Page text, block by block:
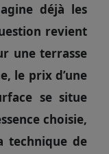
déjà les
revient
une terrasse
le prix d’une
se situe
choisie,
technique de